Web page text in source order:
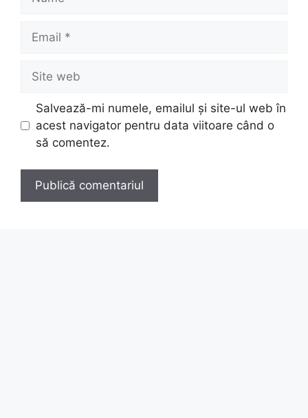
Email
Site
web
Salvează-mi numele, emailul și site-ul web în
acest navigator pentru data viitoare când o
să comentez.